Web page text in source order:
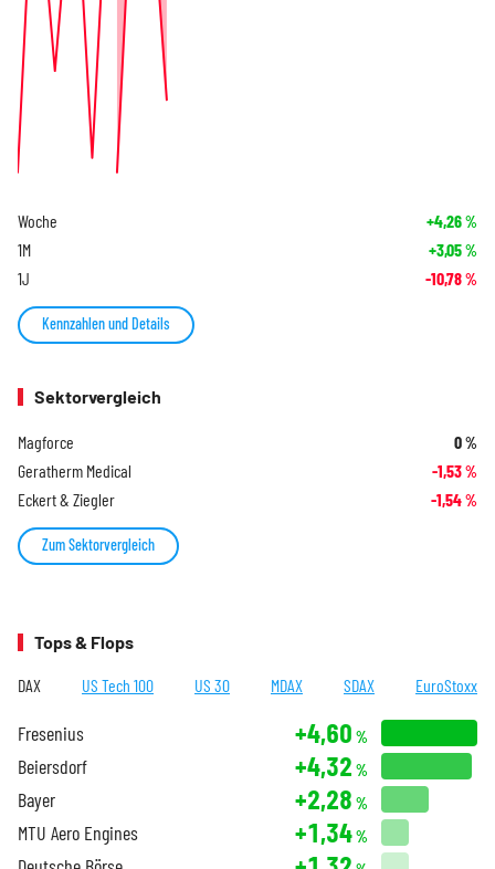
Woche +4,26%
1M +3,05%
1J -10,78%
Kennzahlen und Details
Sektorvergleich
Magforce 0%
Geratherm Medical -1,53%
Eckert & Ziegler -1,54%
Zum Sektorvergleich
Tops & Flops
DAX US Tech 100 US 30 MDAX SDAX EuroStoxx
Fresenius +4,60 %
Beiersdorf +4,32 %
Bayer +2,28 %
MTU Aero Engines +1,34%